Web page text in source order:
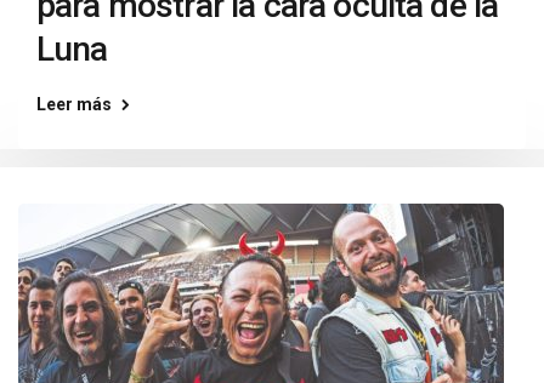
Luna
Leer más